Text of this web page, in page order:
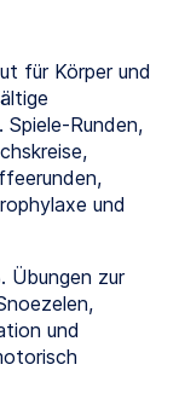
für Körper und
Runden,
und
Übungen zur
und